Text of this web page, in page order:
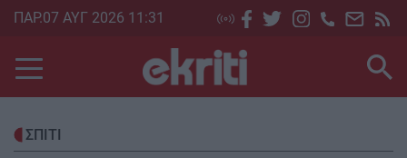
Skip
main
content
ΠΑΡ.07 ΑΥΓ 2026 11:31
ΣΠΙΤΙ